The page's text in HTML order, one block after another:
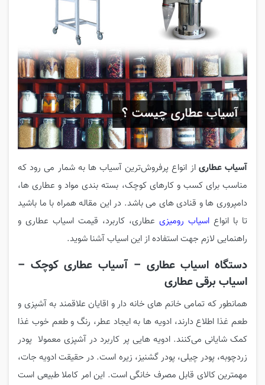
آسیاب عطاری از انواع پرفروش‌ترین آسیاب ها به شمار می رود که
مناسب برای کسب و کارهای کوچک، بسته بندی مواد و عطاری ها،
دامپروری ها و قنادی های می باشد. در این مقاله همراه با ما باشید
تا با انواع اسیاب رومیزی عطاری، کاربرد، قیمت اسیاب عطاری و
راهنمایی لازم جهت استفاده از این اسیاب آشنا شوید.
دستگاه اسیاب عطاری – آسیاب عطاری کوچک –
اسیاب برقی عطاری
همانطور که تمامی خانم های خانه دار و اقایان علاقمند به آشپزی و
طعم غذا اطلاع دارند، ادویه ها به ایجاد عطر، رنگ و طعم خوب غذا
کمک شایانی می‌کنند. ادویه هایی پر کاربرد در آشپزی معمولا پودر
زردچوبه، پودر چیلی، پودر گشنیز، زیره است. در حقیقت ادویه جات،
مهمترین کالای قابل مصرف خانگی است. این امر کاملا طبیعی است